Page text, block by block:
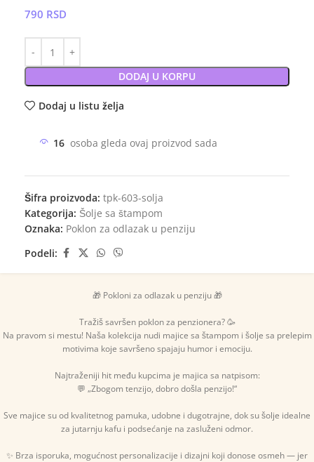
790 RSD
DODAJ U KORPU
Dodaj u listu želja
16 osoba gleda ovaj proizvod sada
Šifra proizvoda: tpk-603-solja
Kategorija: Šolje sa štampom
Oznaka: Poklon za odlazak u penziju
Podeli:
🎁 Pokloni za odlazak u penziju 🎁
Tražiš savršen poklon za penzionera? 🥳
Na pravom si mestu! Naša kolekcija nudi majice sa štampom i šolje sa prelepim
motivima koje savršeno spajaju humor i emociju.
Najtraženiji hit među kupcima je majica sa natpisom:
💬 „Zbogom tenzijo, dobro došla penzijo!“
Sve majice su od kvalitetnog pamuka, udobne i dugotrajne, dok su šolje idealne
za jutarnju kafu i podsećanje na zasluženi odmor.
✨ Brza isporuka, mogućnost personalizacije i dizajni koji donose osmeh — jer